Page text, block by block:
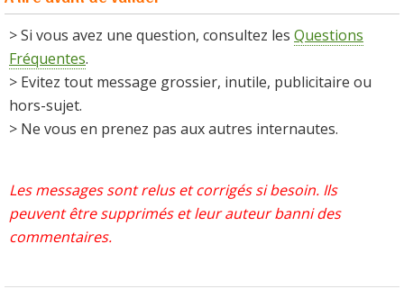
> Si vous avez une question, consultez les Questions
Fréquentes.
> Evitez tout message grossier, inutile, publicitaire ou
hors-sujet.
> Ne vous en prenez pas aux autres internautes.
Les messages sont relus et corrigés si besoin. Ils
peuvent être supprimés et leur auteur banni des
commentaires.